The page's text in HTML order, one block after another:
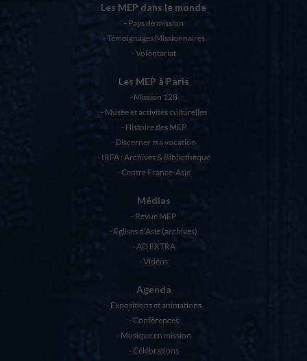
Les MEP dans le monde
Pays de mission
Témoignages Missionnaires
Volontariat
Les MEP à Paris
Mission 128
Musée et activités culturelles
Histoire des MEP
Discerner ma vocation
IRFA : Archives & Bibliothèque
Centre France-Asie
Médias
Revue MEP
Eglises d’Asie (archives)
AD EXTRA
Vidéos
Agenda
Expositions et animations
Conférences
Musique en mission
Célébrations